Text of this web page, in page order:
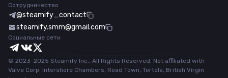
Сотрудничество
@steamify_contact
steamify.smm@gmail.com
Социальные сети
© 2023-2025 Steamify Inc., All Rights Reserved. Not affiliated with
Valve Corp. Intershore Chambers, Road Town, Tortola, British Virgin